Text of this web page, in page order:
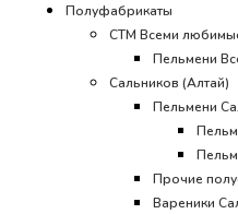
Полуфабрикаты
СТМ Всеми
Пельмени
Сальников (Алтай)
Пельмени
Прочие
Вареники